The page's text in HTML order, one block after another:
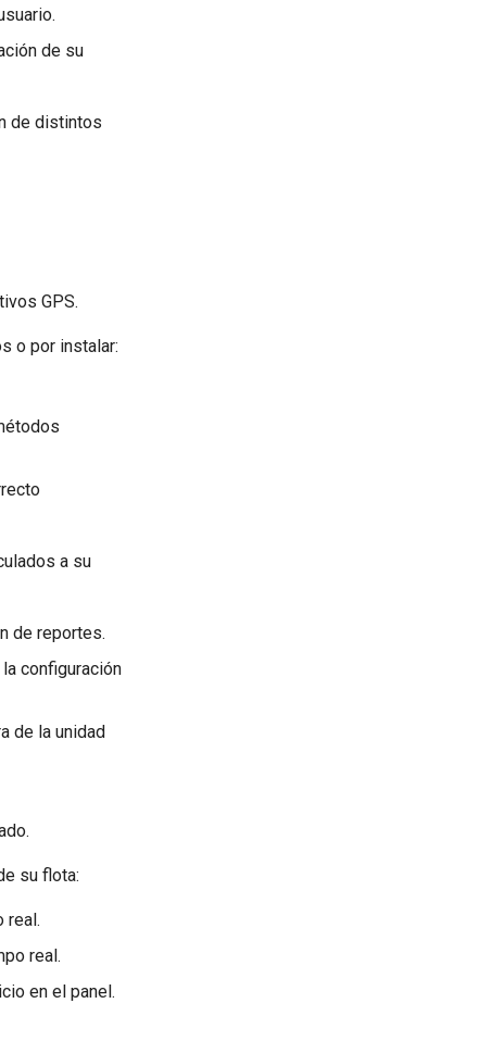
de su
de distintos
GPS.
o por instalar:
a su
de reportes.
configuración
de la unidad
su flota:
real.
real.
en el panel.